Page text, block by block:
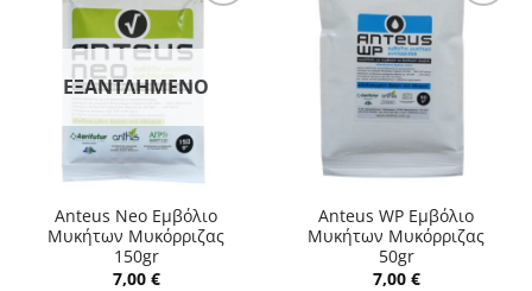
ΕΞΑΝΤΛΗΜΈΝΟ
Anteus Neo Εμβόλιο
Μυκήτων Μυκόρριζας
150gr
7,00 €
Anteus WP Εμβόλιο
Μυκήτων Μυκόρριζας
50gr
7,00 €